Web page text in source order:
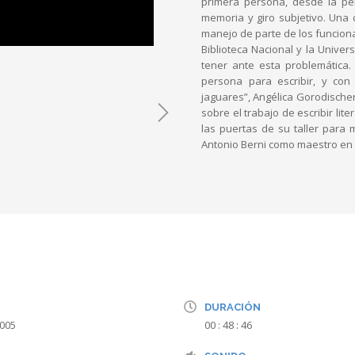
memoria y giro subjetivo. Una
manejo de parte de los
Biblioteca Nacional y la
tener ante esta
persona para escribir, y
jaguares”, Angélica
sobre el trabajo de escribir
las puertas de su taller para
Antonio Berni como maestro
DURACIÓN
00 : 48 : 46